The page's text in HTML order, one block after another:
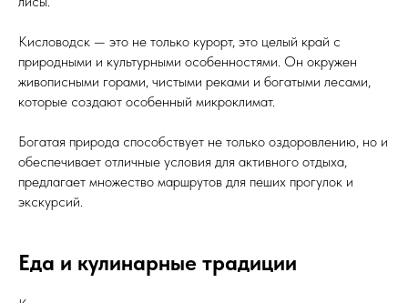
Кисловодск — это не только курорт, это целый край с
природными и культурными особенностями. Он окружен
живописными горами, чистыми реками и богатыми лесами,
которые создают особенный микроклимат.
Богатая природа способствует не только оздоровлению, но и
обеспечивает отличные условия для активного отдыха,
предлагает множество маршрутов для пеших прогулок и
экскурсий.
Еда и кулинарные традиции